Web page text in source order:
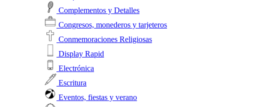
Complementos y Detalles
Congresos, monederos y tarjeteros
Conmemoraciones Religiosas
Display Rapid
Electrónica
Escritura
Eventos, fiestas y verano